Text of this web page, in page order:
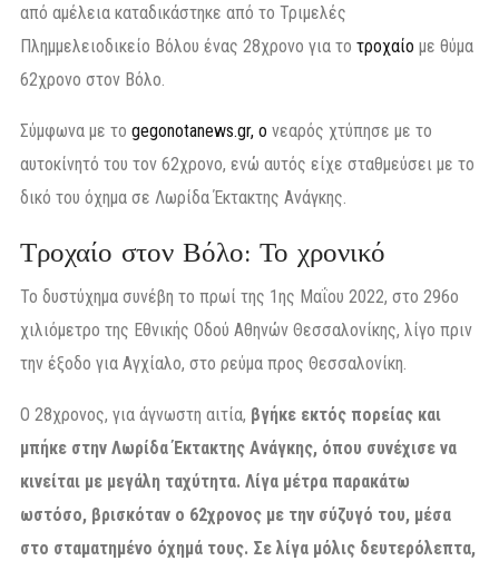
από αμέλεια καταδικάστηκε από το Τριμελές
Πλημμελειοδικείο Βόλου ένας 28χρονο για το τροχαίο με θύμα
62χρονο στον Βόλο.
Σύμφωνα με το gegonotanews.gr, ο νεαρός χτύπησε με το
αυτοκίνητό του τον 62χρονο, ενώ αυτός είχε σταθμεύσει με το
δικό του όχημα σε Λωρίδα Έκτακτης Ανάγκης.
Τροχαίο στον Βόλο: Το χρονικό
Το δυστύχημα συνέβη το πρωί της 1ης Μαΐου 2022, στο 296ο
χιλιόμετρο της Εθνικής Οδού Αθηνών Θεσσαλονίκης, λίγο πριν
την έξοδο για Αγχίαλο, στο ρεύμα προς Θεσσαλονίκη.
Ο 28χρονος, για άγνωστη αιτία, βγήκε εκτός πορείας και
μπήκε στην Λωρίδα Έκτακτης Ανάγκης, όπου συνέχισε να
κινείται με μεγάλη ταχύτητα. Λίγα μέτρα παρακάτω
ωστόσο, βρισκόταν ο 62χρονος με την σύζυγό του, μέσα
στο σταματημένο όχημά τους. Σε λίγα μόλις δευτερόλεπτα,